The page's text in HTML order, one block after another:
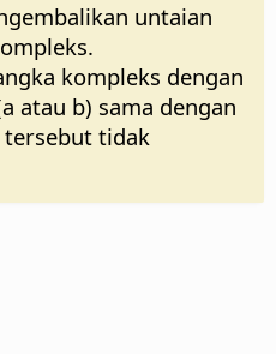
untaian
kompleks dengan
atau b) sama dengan
tersebut tidak